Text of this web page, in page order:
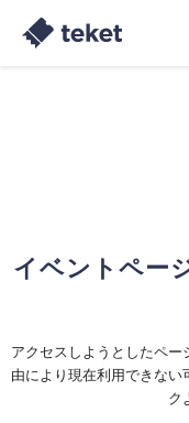
イベントペー
アクセスしようとしたペ
由により現在利用できな
ク